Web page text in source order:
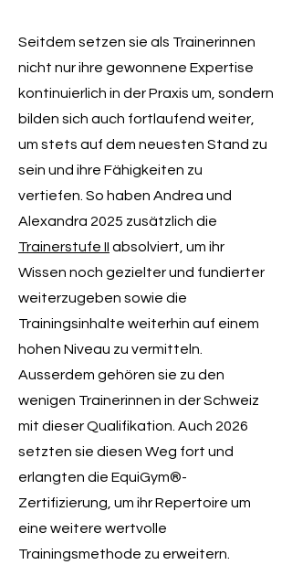
Seitdem setzen sie als Trainerinnen
nicht nur ihre gewonnene Expertise
kontinuierlich in der Praxis um, sondern
bilden sich auch fortlaufend weiter,
um stets auf dem neuesten Stand zu
sein und ihre Fähigkeiten zu
vertiefen. So haben Andrea und
Alexandra 2025 zusätzlich die
Trainerstufe II absolviert, um ihr
Wissen noch gezielter und fundierter
weiterzugeben sowie die
Trainingsinhalte weiterhin auf einem
hohen Niveau zu vermitteln.
Ausserdem gehören sie zu den
wenigen Trainerinnen in der Schweiz
mit dieser Qualifikation. Auch 2026
setzten sie diesen Weg fort und
erlangten die EquiGym®-
Zertifizierung, um ihr Repertoire um
eine weitere wertvolle
Trainingsmethode zu erweitern.